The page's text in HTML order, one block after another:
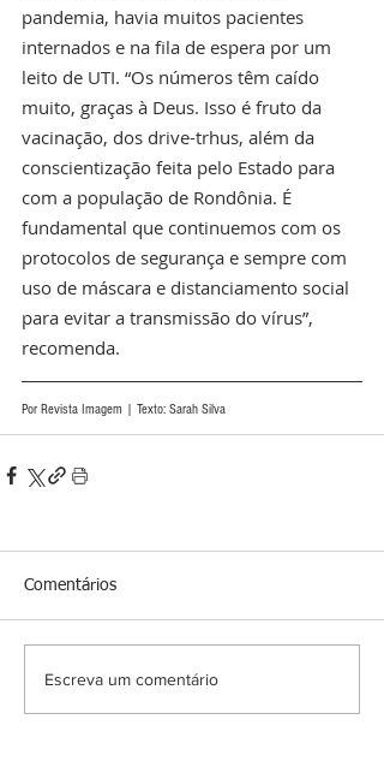
pandemia, havia muitos pacientes
internados e na fila de espera por um
leito de UTI. “Os números têm caído
muito, graças à Deus. Isso é fruto da
vacinação, dos drive-trhus, além da
conscientização feita pelo Estado para
com a população de Rondônia. É
fundamental que continuemos com os
protocolos de segurança e sempre com
uso de máscara e distanciamento social
para evitar a transmissão do vírus”,
recomenda.
Por Revista Imagem | Texto: Sarah Silva
Comentários
Escreva um comentário